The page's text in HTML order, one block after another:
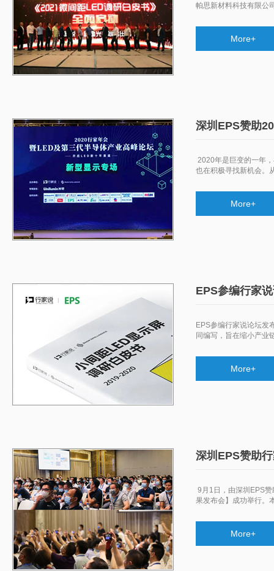
帕思新材料科技有限公
More+
深圳EPS赞助
2020年是巨变的一年
也在积极寻找新机会。
More+
EPS参编行家
EPS参编行家说论坛发
同编写，旨在缩小产业
More+
深圳EPS赞助
9月1日，由深圳EPS
果发布会】成功举行。
More+